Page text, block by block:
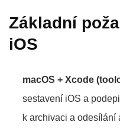
Základní
iOS
macOS + Xcode
sestavení iOS a
k archivaci a odesílání